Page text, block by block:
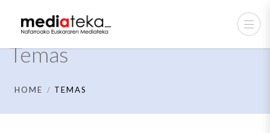
Temas
HOME TEMAS